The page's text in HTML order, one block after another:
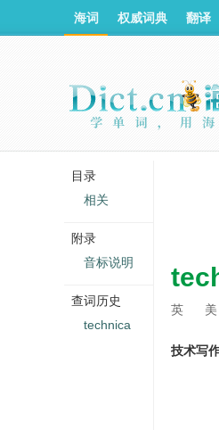
英 美
技术写
海词 权威词典 翻译
目录
相关
附录
音标说明
查词历史
technica